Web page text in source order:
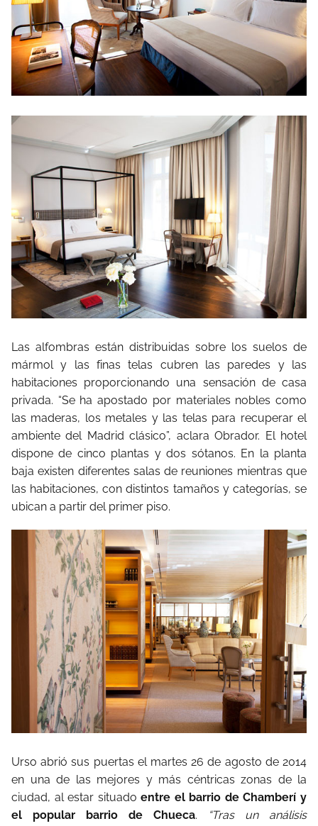
Las alfombras están distribuidas sobre los suelos de
mármol y las finas telas cubren las paredes y las
habitaciones proporcionando una sensación de casa
privada. “Se ha apostado por materiales nobles como
las maderas, los metales y las telas para recuperar el
ambiente del Madrid clásico”, aclara Obrador. El hotel
dispone de cinco plantas y dos sótanos. En la planta
baja existen diferentes salas de reuniones mientras que
las habitaciones, con distintos tamaños y categorías, se
ubican a partir del primer piso.
Urso abrió sus puertas el martes 26 de agosto de 2014
en una de las mejores y más céntricas zonas de la
ciudad, al estar situadoentre el barrio de Chamberí y
el popular barrio de Chueca. “Tras un análisis